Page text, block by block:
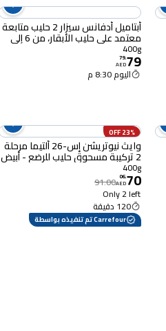
أبتاميل أدفانس سيزار 2 حليب متابعة
معتمد على حليب الأبقار، من 6 إلى
12 شهر، 400 غرام
400g
79
.
79
AED
اليوم 8:30 م
23% OFF
وايث نيوتريشن إس-26 ألتيما مرحلة
2 تركيبة مسحوق حليب للرضع - أبيض
400 غرام
400g
70
.
06
AED
91.00
Only 2 left
120 دقيقة
Carrefour تم تنفيذه بواسطة